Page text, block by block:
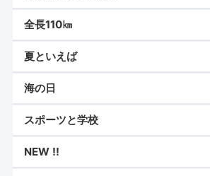
全長110㎞
夏といえば
海の日
スポーツと学校
NEW !!